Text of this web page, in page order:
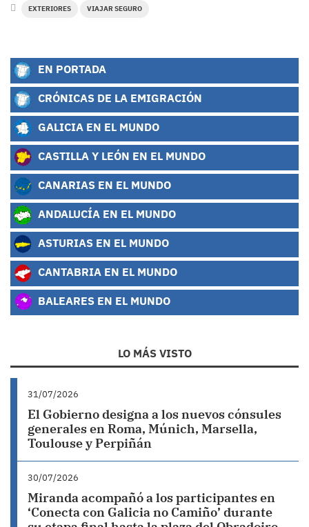
EXTERIORES VIAJAR SEGURO
EN PORTADA
CRÓNICAS DE LA EMIGRACIÓN
GALICIA EN EL MUNDO
CASTILLA Y LEÓN EN EL MUNDO
CANARIAS EN EL MUNDO
ANDALUCÍA EN EL MUNDO
ASTURIAS EN EL MUNDO
CANTABRIA EN EL MUNDO
BALEARES EN EL MUNDO
LO MÁS VISTO
31/07/2026
El Gobierno designa a los nuevos cónsules
generales en Roma, Múnich, Marsella,
Toulouse y Perpiñán
30/07/2026
Miranda acompañó a los participantes en
‘Conecta con Galicia no Camiño’ durante